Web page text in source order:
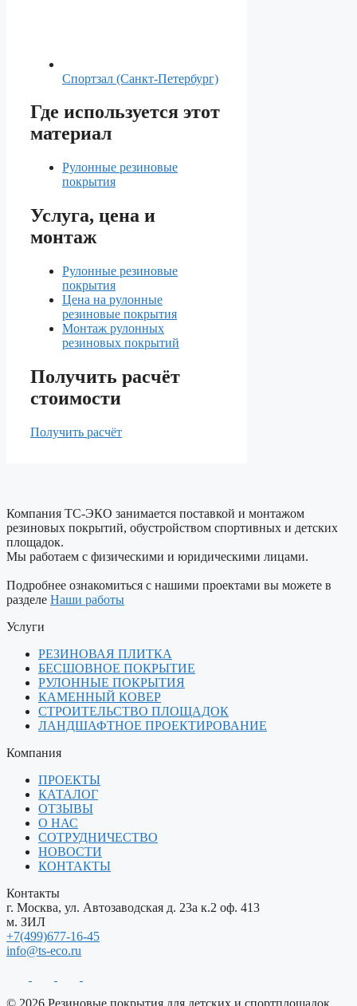
Спортзал (Санкт-Петербург)
Где используется этот
материал
Рулонные резиновые
покрытия
Услуга, цена и
монтаж
Рулонные резиновые
покрытия
Цена на рулонные
резиновые покрытия
Монтаж рулонных
резиновых покрытий
Получить расчёт
стоимости
Получить расчёт
Компания ТС-ЭКО занимается поставкой и монтажом
резиновых покрытий, обустройством спортивных и детских
площадок.
Мы работаем с физическими и юридическими лицами.
Подробнее ознакомиться с нашими проектами вы можете в
разделе Наши работы
Услуги
РЕЗИНОВАЯ ПЛИТКА
БЕСШОВНОЕ ПОКРЫТИЕ
РУЛОННЫЕ ПОКРЫТИЯ
КАМЕННЫЙ КОВЕР
СТРОИТЕЛЬСТВО ПЛОЩАДОК
ЛАНДШАФТНОЕ ПРОЕКТИРОВАНИЕ
Компания
ПРОЕКТЫ
КАТАЛОГ
ОТЗЫВЫ
О НАС
СОТРУДНИЧЕСТВО
НОВОСТИ
КОНТАКТЫ
Контакты
г. Москва, ул. Автозаводская д. 23а к.2 оф. 413
м. ЗИЛ
+7(499)677-16-45
info@ts-eco.ru
© 2026 Резиновые покрытия для детских и спортплощадок.